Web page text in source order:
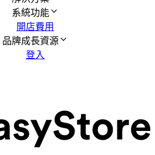
系統功能
開店費用
品牌成長資源
登入